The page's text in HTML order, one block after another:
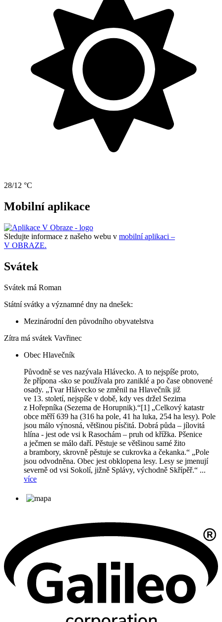
28/12 °C
Mobilní aplikace
Sledujte informace z našeho webu v mobilní aplikaci –
V OBRAZE.
Svátek
Svátek má Roman
Státní svátky a významné dny na dnešek:
Mezinárodní den původního obyvatelstva
Zítra má svátek Vavřinec
Obec Hlavečník
Původně se ves nazývala Hlávecko. A to nejspíše proto,
že přípona -sko se používala pro zaniklé a po čase obnovené
osady. „Tvar Hlávecko se změnil na Hlavečník již
ve 13. století, nejspíše v době, kdy ves držel Sezima
z Hořepníka (Sezema de Horupnik).“[1] „Celkový katastr
obce měří 639 ha (316 ha pole, 41 ha luka, 254 ha lesy). Pole
jsou málo výnosná, většinou písčitá. Dobrá půda – jílovitá
hlína - jest ode vsi k Rasochám – pruh od křížka. Pšenice
a ječmen se málo daří. Pěstuje se většinou samé žito
a brambory, skrovně pěstuje se cukrovka a čekanka.“ „Pole
jsou odvodněna. Obec jest obklopena lesy. Lesy se jmenují
severně od vsi Sokolí, jižně Splávy, východně Skřípěř.“ ...
více